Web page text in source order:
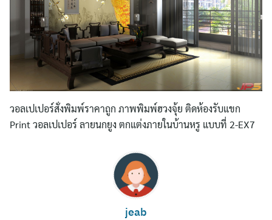
วอลเปเปอร์สั่งพิมพ์ราคาถูก ภาพพิมพ์ฮวงจุ้ย ติดห้องรับแขก
Print วอลเปเปอร์ ลายนกยูง ตกแต่งภายในบ้านหรู แบบที่ 2-EX7
jeab